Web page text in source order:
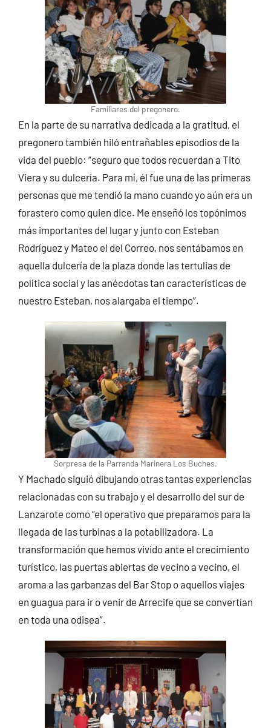
Familiares del pregonero.
En la parte de su narrativa dedicada a la gratitud, el
pregonero también hiló entrañables episodios de la
vida del pueblo: “seguro que todos recuerdan a Tito
Viera y su dulcería. Para mí, él fue una de las primeras
personas que me tendió la mano cuando yo aún era un
forastero como quien dice. Me enseñó los topónimos
más importantes del lugar y junto con Esteban
Rodríguez y Mateo el del Correo, nos sentábamos en
aquella dulcería de la plaza donde las tertulias de
política social y las anécdotas tan características de
nuestro Esteban, nos alargaba el tiempo”.
Sorpresa de la Parranda Marinera Los Buches.
Y Machado siguió dibujando otras tantas experiencias
relacionadas con su trabajo y el desarrollo del sur de
Lanzarote como “el operativo que preparamos para la
llegada de las turbinas a la potabilizadora. La
transformación que hemos vivido ante el crecimiento
turístico, las puertas abiertas de vecino a vecino, el
aroma a las garbanzas del Bar Stop o aquellos viajes
en guagua para ir o venir de Arrecife que se convertían
en toda una odisea”.